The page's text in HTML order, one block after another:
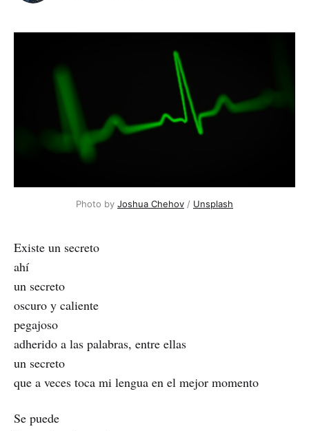
Photo by Joshua Chehov / Unsplash
Existe un secreto
ahí
un secreto
oscuro y caliente
pegajoso
adherido a las palabras, entre ellas
un secreto
que a veces toca mi lengua en el mejor momento
Se puede